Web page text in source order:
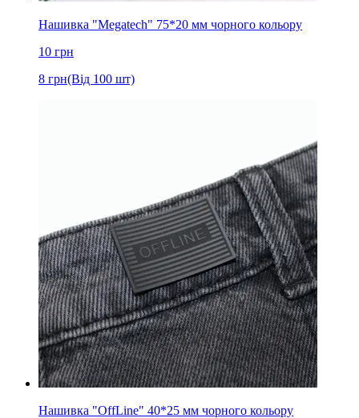
Нашивка "Megatech" 75*20 мм чорного кольору
10 грн
8 грн(Від 100 шт)
Нашивка "OffLine" 40*25 мм чорного кольору